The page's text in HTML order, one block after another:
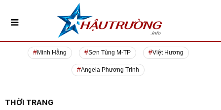
Minh Hằng Sơn Tùng M-TP Việt Hương
Angela Phương Trinh
THỜI TRANG